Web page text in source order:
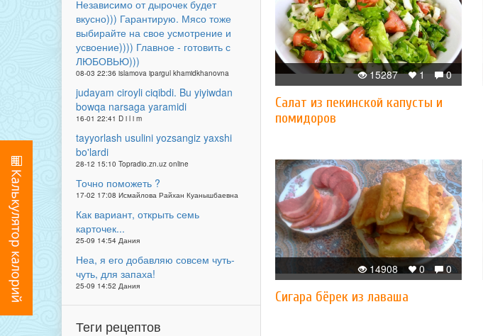
Независимо от дырочек будет
вкусно))) Гарантирую. Мясо тоже
выбирайте на свое усмотрение и
усвоение)))) Главное - готовить с
ЛЮБОВЬЮ)))
08-03 22:36 islamova ipargul khamidkhanovna
judayam ciroyli ciqibdi. Bu yiyiwdan
bowqa narsaga yaramidi
16-01 22:41 D i l i m
tayyorlash usulini yozsangiz yaxshi
bo'lardi
28-12 15:10 Topradio.zn.uz online
Точно поможеть ?
17-02 17:08 Исмайлова Райхан Куанышбаевна
Как вариант, открыть семь
карточек...
25-09 14:54 Дания
Неа, я его добавляю совсем чуть-
чуть, для запаха!
25-09 14:52 Дания
Теги рецептов
0
1
15287
Салат из пекинской капусты и
помидоров
0
0
14908
Сигара бёрек из лаваша